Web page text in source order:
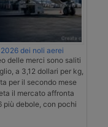
dei noli aerei
delle merci sono saliti
a 3,12 dollari per kg,
per il secondo mese
il mercato affronta
più debole, con pochi